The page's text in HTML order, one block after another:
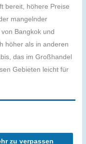
bereit, höhere Preise
mangelnder
Bangkok und
höher als in anderen
das im Großhandel
Gebieten leicht für
zu verpassen